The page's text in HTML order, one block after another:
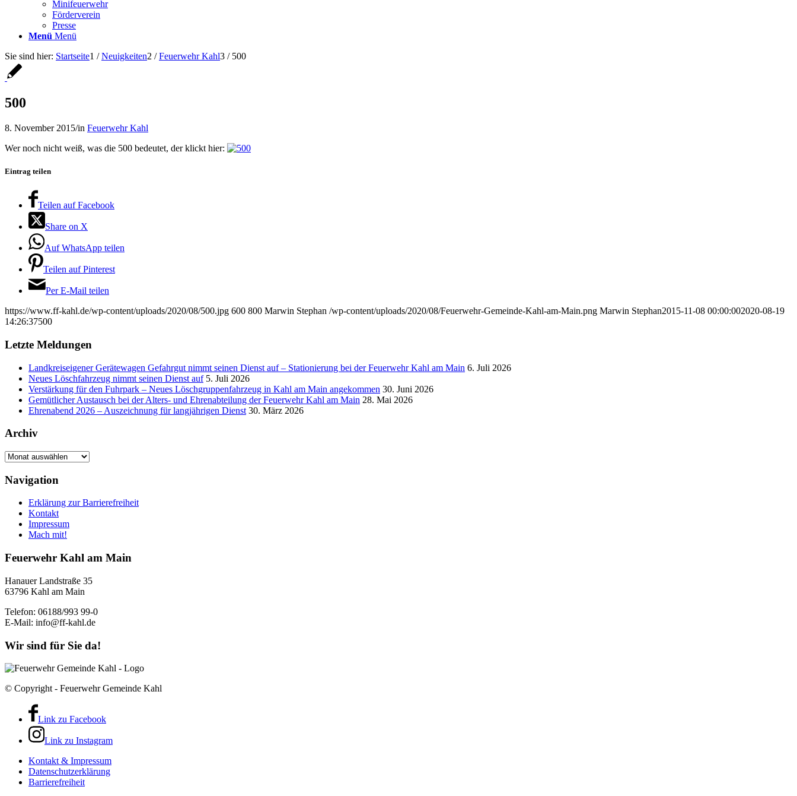
Minifeuerwehr
Förderverein
Presse
Menü Menü
Sie sind hier: Startseite1 / Neuigkeiten2 / Feuerwehr Kahl3 / 500
500
8. November 2015/in Feuerwehr Kahl
Wer noch nicht weiß, was die 500 bedeutet, der klickt hier:
Eintrag teilen
Teilen auf Facebook
Share on X
Auf WhatsApp teilen
Teilen auf Pinterest
Per E-Mail teilen
https://www.ff-kahl.de/wp-content/uploads/2020/08/500.jpg 600 800 Marwin Stephan /wp-content/uploads/2020/08/Feuerwehr-Gemeinde-Kahl-am-Main.png Marwin Stephan2015-11-08 00:00:002020-08-19
14:26:37500
Letzte Meldungen
Landkreiseigener Gerätewagen Gefahrgut nimmt seinen Dienst auf – Stationierung bei der Feuerwehr Kahl am Main 6. Juli 2026
Neues Löschfahrzeug nimmt seinen Dienst auf 5. Juli 2026
Verstärkung für den Fuhrpark – Neues Löschgruppenfahrzeug in Kahl am Main angekommen 30. Juni 2026
Gemütlicher Austausch bei der Alters- und Ehrenabteilung der Feuerwehr Kahl am Main 28. Mai 2026
Ehrenabend 2026 – Auszeichnung für langjährigen Dienst 30. März 2026
Archiv
Archiv
Navigation
Erklärung zur Barrierefreiheit
Kontakt
Impressum
Mach mit!
Feuerwehr Kahl am Main
Hanauer Landstraße 35
63796 Kahl am Main
Telefon: 06188/993 99-0
E-Mail: info@ff-kahl.de
Wir sind für Sie da!
© Copyright - Feuerwehr Gemeinde Kahl
Link zu Facebook
Link zu Instagram
Kontakt & Impressum
Datenschutzerklärung
Barrierefreiheit